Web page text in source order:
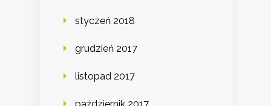
styczeń 2018
grudzień 2017
listopad 2017